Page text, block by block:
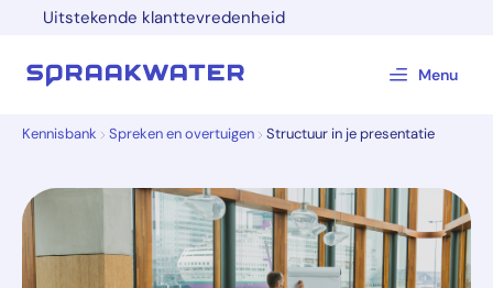
Uitstekende klanttevredenheid
Menu
Kennisbank Spreken en overtuigen Structuur in je presentatie